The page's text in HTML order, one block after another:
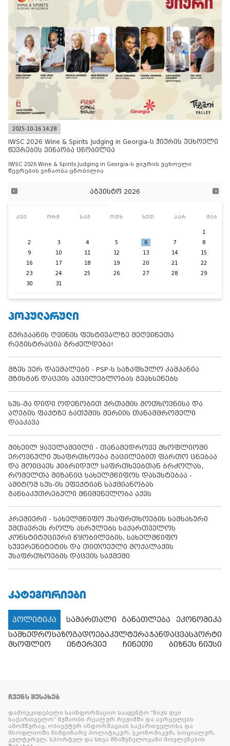
2025-10-16 14:28
IWSC 2026 Wine & Spirits Judging in Georgia-ს ჟიურის უცხოელი
წევრების ვინაობა ცნობილია
IWSC 2026 Wine & Spirits Judging in Georgia-ს ჟიურის უცხოელი
წევრების ვინაობა ცნობილია
აგვისტო 2026
კვი ორშ სამ ოთხ ხუთ პარ შაბ
1
2
3 4 5 6 7
8
9
10 11 12 13 14
15
16
17 18 19 20 21
22
23
24 25 26 27 28
29
30
31
ᲞᲝᲞᲣᲚᲐᲠᲣᲚᲘ
გურჯაანის ღვინის ფესტივალზე მეღვინეთა
რეგისტრაცია გრძელდება!
მზეს ვერ დაემალები - PSP-ს საზაფხულო კამპანია
მზისგან დაცვის აუცილებლობას გვახსენებს
სუს-მა დიდი ოდენობით ქრთამის მოთხოვნისა და
აღების ფაქტზე ბათუმის მერიის თანამშრომელი
დააკავა
მიხეილ ყაველაშვილი - თანამედროვე მსოფლიოში
ეროვნული უსაფრთხოება გაცილებით ფართო ცნებაა
და მოიცავს ჰიბრიდულ საფრთხეებთან ბრძოლას,
რომელთა მიზანიც სახელმწიფოს დასუსტებაა -
ამიტომ სუს-ის ეფექტიან საქმიანობას
განსაკუთრებული მნიშვნელობა აქვს
პრემიერი - სახელმწიფო უსაფრთხოების სამსახური
უმთავრეს როლს ასრულებს საქართველოს
კონსტიტუციური წყობილების, სახელმწიფო
სუვერენიტეტის და თითოეული მოქალაქის
უსაფრთხოების დაცვის საქმეში
ᲙᲐᲢᲔᲒᲝᲠᲘᲔᲑᲘ
პოლიტიკა სამართალი განათლება
ეკონომიკა
სამხედროსაზოგადოებაკულტურაჯანდაცვასპორტი
მსოფლიო
ინტერვიუ ჩინეთი ბიზნეს ნიუსი
ᲩᲕᲔᲜᲡ ᲨᲔᲡᲐᲮᲔᲑ
დამოუკიდებელი საინფორმაციო სააგენტო “ნიუს დეი
საქართველო” მუშაობს რეალურ რეჟიმში და ავრცელებს
ამომწურავ, ობიექტურ ინფორმაციას საქართველოსა და
მსოფლიოში მიმდინარე პოლიტიკურ, ეკონომიკურ, სოციალურ,
კულტურულ, სპორტულ და სხვა მნიშვნელოვანი მოვლენების